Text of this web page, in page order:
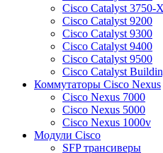
Cisco Catalyst 3750-X
Cisco Catalyst 9200
Cisco Catalyst 9300
Cisco Catalyst 9400
Cisco Catalyst 9500
Cisco Catalyst
Коммутаторы Cisco Nexus
Cisco Nexus 7000
Cisco Nexus 5000
Cisco Nexus 1000v
Модули Cisco
SFP трансиверы